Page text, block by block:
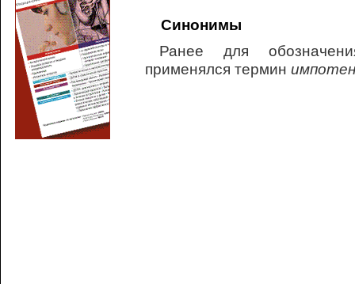
Синонимы
Ранее для
применялся термин